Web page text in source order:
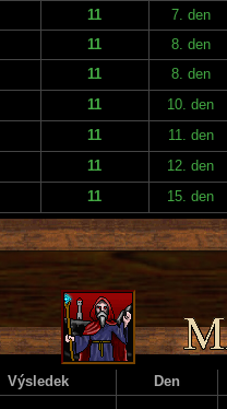
11
7. den
11
8. den
11
8. den
11
10. den
11
11. den
11
12. den
11 15. den
Výsledek Den